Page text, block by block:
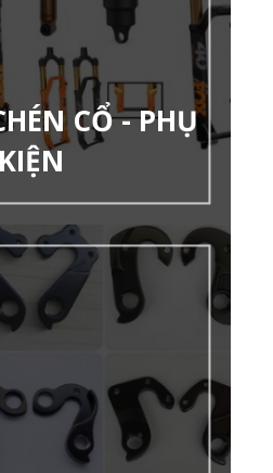
CỔ - PHỤ
KIỆN